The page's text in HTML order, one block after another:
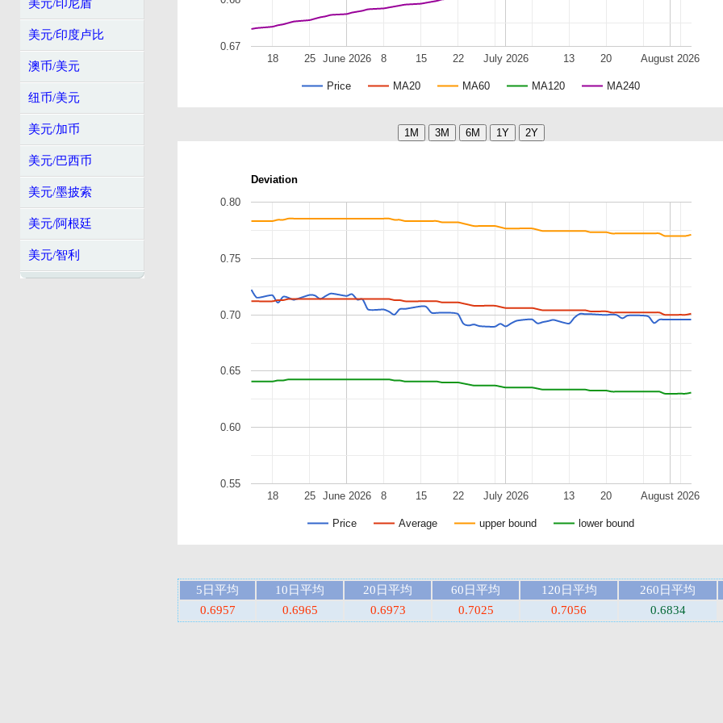
美元/印尼盾
美元/印度卢比
澳币/美元
纽币/美元
美元/加币
美元/巴西币
美元/墨披索
美元/阿根廷
美元/智利
Price MA20 MA60 MA120 MA240
June 2026 July 2026 August 2026
18 25 8 15 22 13 20
0.67
Deviation
Price Average upper bound lower bound
June 2026 July 2026 August 2026
18 25 8 15 22 13 20
0.55
0.60
0.65
0.70
0.75
0.80
5日平均 10日平均 20日平均 60日平均 120日平均
260日平均
0.6957
0.6965 0.6973 0.7025 0.7056 0.6834